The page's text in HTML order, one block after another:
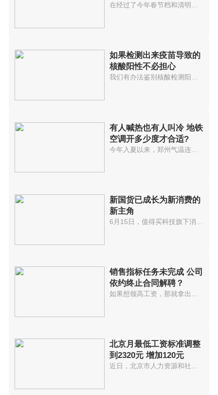
在经过了今年春节档和清明档电影...
如果检测出来疫苗导致的
核酸阳性不必担心
我们有办法鉴别核酸检测阳性是由...
有人喊热也有人叫冷 地铁
空调开多少度才合适?
今年入夏以来，郑州气温连续多日...
新国货已成长为新消费的
新主角
销售指标任务未完成 公司
依约终止合同解聘？
北京月最低工资标准调整
到2320元 增加120元